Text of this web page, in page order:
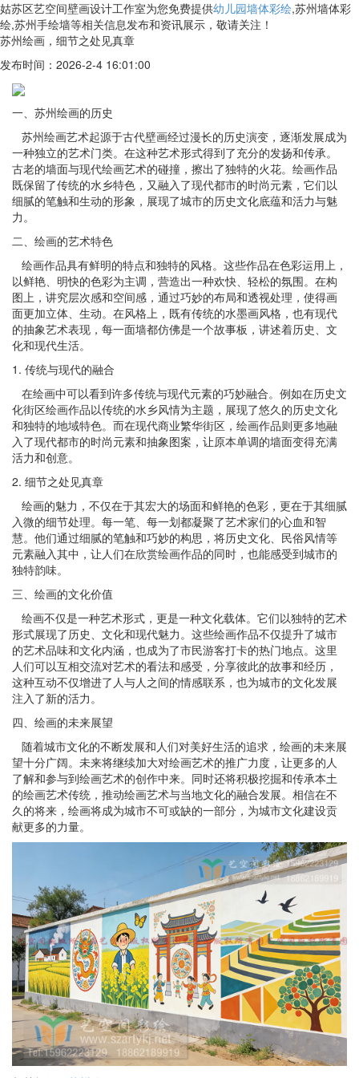
姑苏区艺空间壁画设计工作室为您免费提供幼儿园墙体彩绘,苏州墙体彩
绘,苏州手绘墙等相关信息发布和资讯展示，敬请关注！
苏州绘画，细节之处见真章
发布时间：2026-2-4 16:01:00
一、苏州绘画的历史
苏州绘画艺术起源于古代壁画经过漫长的历史演变，逐渐发展成为
一种独立的艺术门类。在这种艺术形式得到了充分的发扬和传承。
古老的墙面与现代绘画艺术的碰撞，擦出了独特的火花。 绘画作品
既保留了传统的水乡特色，又融入了现代都市的时尚元素，它们以
细腻的笔触和生动的形象，展现了城市的历史文化底蕴和活力与魅
力。
二、 绘画的艺术特色
绘画作品具有鲜明的特点和独特的风格。这些作品在色彩运用上，
以鲜艳、明快的色彩为主调，营造出一种欢快、轻松的氛围。在构
图上，讲究层次感和空间感，通过巧妙的布局和透视处理，使得画
面更加立体、生动。在风格上，既有传统的水墨画风格，也有现代
的抽象艺术表现，每一面墙都仿佛是一个故事板，讲述着历史、文
化和现代生活。
1. 传统与现代的融合
在绘画中可以看到许多传统与现代元素的巧妙融合。例如在历史文
化街区绘画作品以传统的水乡风情为主题，展现了悠久的历史文化
和独特的地域特色。而在现代商业繁华街区， 绘画作品则更多地融
入了现代都市的时尚元素和抽象图案，让原本单调的墙面变得充满
活力和创意。
2. 细节之处见真章
绘画的魅力，不仅在于其宏大的场面和鲜艳的色彩，更在于其细腻
入微的细节处理。每一笔、每一划都凝聚了艺术家们的心血和智
慧。他们通过细腻的笔触和巧妙的构思，将历史文化、民俗风情等
元素融入其中，让人们在欣赏绘画作品的同时，也能感受到城市的
独特韵味。
三、 绘画的文化价值
绘画不仅是一种艺术形式，更是一种文化载体。它们以独特的艺术
形式展现了历史、文化和现代魅力。这些绘画作品不仅提升了城市
的艺术品味和文化内涵，也成为了市民游客打卡的热门地点。这里
人们可以互相交流对艺术的看法和感受，分享彼此的故事和经历，
这种互动不仅增进了人与人之间的情感联系，也为城市的文化发展
注入了新的活力。
四、 绘画的未来展望
随着城市文化的不断发展和人们对美好生活的追求， 绘画的未来展
望十分广阔。未来将继续加大对绘画艺术的推广力度，让更多的人
了解和参与到绘画艺术的创作中来。同时还将积极挖掘和传承本土
的绘画艺术传统，推动绘画艺术与当地文化的融合发展。相信在不
久的将来， 绘画将成为城市不可或缺的一部分，为城市文化建设贡
献更多的力量。